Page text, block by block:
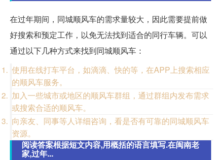
在过年期间，同城顺风车的需求量较大，因此需要提前做
好搜索和预定工作，以免无法找到适合的同行车辆。可以
通过以下几种方式来找到同城顺风车：
使用在线打车平台，如滴滴、快的等，在APP上搜索相应
的顺风车服务。
加入一些城市或地区的顺风车群组，通过群组内发布需求
或搜索合适的顺风车。
向亲友、同事等人详细咨询，看是否有可靠的同城顺风车
资源。
阅读答案根据短文内容,用概括的语言填写.在闽南老
家,过年...